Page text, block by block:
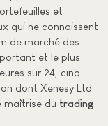
et
qui ne connaissent
de marché des
et le plus
sur 24, cinq
dont Xenesy Ltd
maîtrise du trading